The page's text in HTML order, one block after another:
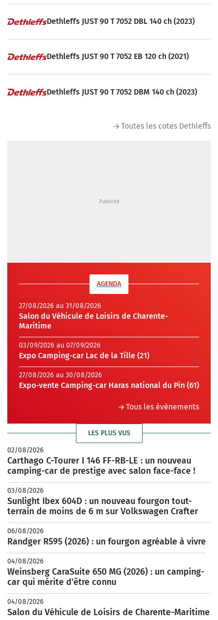
Dethleffs JUST 90 T 7052 DBL 140 ch (2023)
Dethleffs JUST 90 T 7052 EB 120 ch (2021)
Dethleffs JUST 90 T 7052 DBM 140 ch (2023)
Toutes les cotes Dethleffs
AGENDA
27/08/2026 au 31/08/2026
Salon du Véhicule de Loisirs de Charente-
Maritime
03/09/2026 au 07/09/2026
Expo Camping-car Lac de la Tille (21)
27/08/2026 au 30/08/2026
Expo-vente Camping-car Haras national du Pin (61)
Tous les évènements
LES PLUS VUS
02/08/2026
Carthago C-Tourer I 146 FF-RB-LE : un nouveau
camping-car de prestige avec salon face-face !
03/08/2026
Sunlight Ibex 604D : un nouveau fourgon tout-
terrain de moins de 6 m sur Volkswagen Crafter
06/08/2026
Randger R595 (2026) : un fourgon agréable à vivre
04/08/2026
Weinsberg CaraSuite 650 MG (2026) : un camping-
car qui mérite d'être connu
04/08/2026
Salon du Véhicule de Loisirs de Charente-Maritime